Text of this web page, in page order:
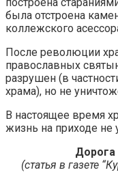
была отстроена
коллежского
После революции
православных
разрушен (в
храма), но не
В настоящее время
жизнь на приходе не
Дорога
(статья в газете